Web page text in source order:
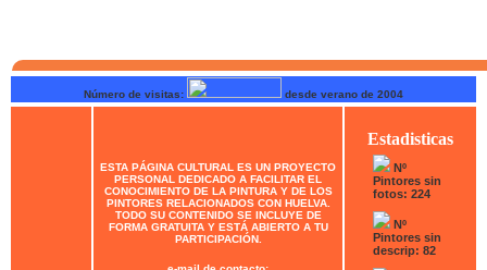
Número de visitas: desde verano de 2004
ESTA PÁGINA CULTURAL ES UN PROYECTO
PERSONAL DEDICADO A FACILITAR EL
CONOCIMIENTO DE LA PINTURA Y DE LOS
PINTORES RELACIONADOS CON HUELVA.
TODO SU CONTENIDO SE INCLUYE DE
FORMA GRATUITA Y ESTÁ ABIERTO A TU
PARTICIPACIÓN.
Estadisticas
Nº
Pintores sin
fotos: 224
Nº
Pintores sin
descrip: 82